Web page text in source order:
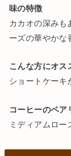
味の特徴
カカオの深みも
ーズの華やかな
こんな方にオス
ショートケーキ
コーヒーのペア
ミディアムロ